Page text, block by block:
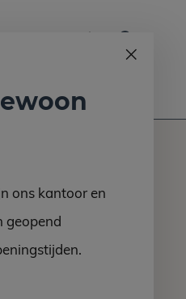
ons kantoor en
geopend